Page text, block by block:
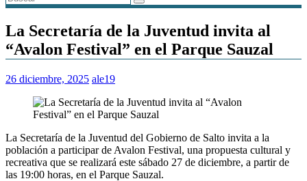
La Secretaría de la Juventud invita al
“Avalon Festival” en el Parque Sauzal
26 diciembre, 2025 ale19
La Secretaría de la Juventud del Gobierno de Salto invita a la
población a participar de Avalon Festival, una propuesta cultural y
recreativa que se realizará este sábado 27 de diciembre, a partir de
las 19:00 horas, en el Parque Sauzal.